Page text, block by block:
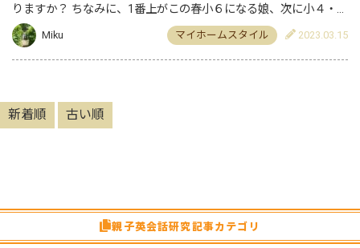
りますか？ ちなみに、1番上がこの春小６になる娘、次に小４・小
１になる息子と１歳半の息子の４人です♪ 「うわぁ～、…
Miku マイホームスタイル 2023.03.15
新着順 古い順
親子英会話研究記事カテゴリ